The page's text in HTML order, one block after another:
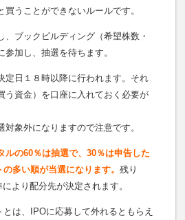
買うことができないルールです。
、ブックビルディング（希望株数・
加し、抽選を待ちます。
定日１８時以降に行われます。それ
う資金）を口座に入れておく必要が
象外になりますので注意です。
ルの60％は抽選で、30％は申告した
多い順が当選になります。 残り
より配分先が決定されます。
は、IPOに応募して外れるともらえ